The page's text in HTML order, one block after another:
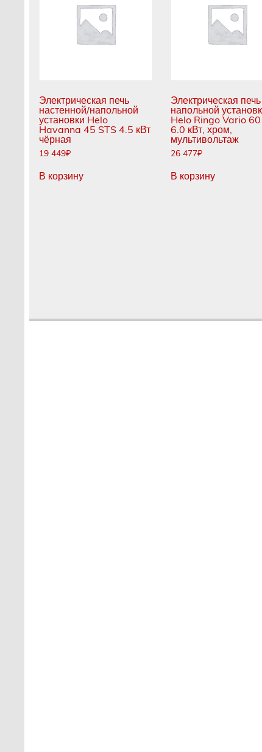
Электрическая печь
настенной/напольной
установки Helo
Havanna 45 STS 4.5 кВт
чёрная
19 449₽
В корзину
Электрическая печь
напольной
Helo Ringo Vario 60
6.0 кВт, хром,
мультивольтаж
26 477₽
В корзину